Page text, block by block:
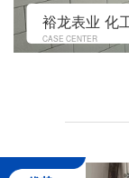
裕龙表业 化
CASE CENTER